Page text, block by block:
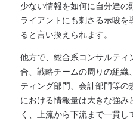
少ない情報を如何に自分達
ライアントにも刺さる示唆
ると言い換えられます。
他方で、総合系コンサルテ
合、戦略チームの周りの組
ティング部門、会計部門等
における情報量は大きな強
く、上流から下流まで一貫